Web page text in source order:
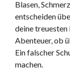
Blasen,
entscheiden
deine treuesten
Abenteuer, ob
Ein falscher
machen.